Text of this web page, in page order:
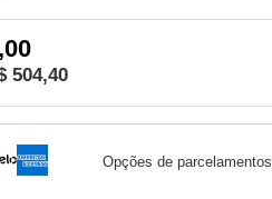
504,40
Opções de parcelamentos